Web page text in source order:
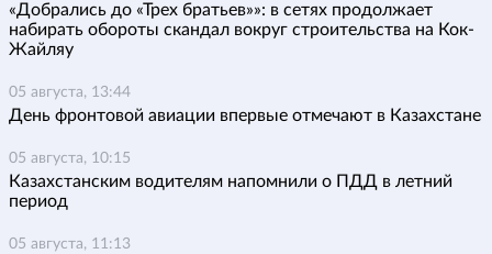
«Добрались до «Трех братьев»»: в сетях продолжает
набирать обороты скандал вокруг строительства на Кок-
Жайляу
05 августа, 13:44
День фронтовой авиации впервые отмечают в Казахстане
05 августа, 10:15
Казахстанским водителям напомнили о ПДД в летний
период
05 августа, 11:13